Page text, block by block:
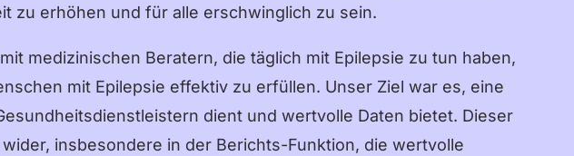
Čeština
Nederlands
Dansk
zu erhöhen und für alle erschwinglich zu sein.
medizinischen Beratern, die täglich mit Epilepsie zu tun haben,
mit Epilepsie effektiv zu erfüllen. Unser Ziel war es, eine
dient und wertvolle Daten bietet. Dieser
insbesondere in der Berichts-Funktion, die wertvolle